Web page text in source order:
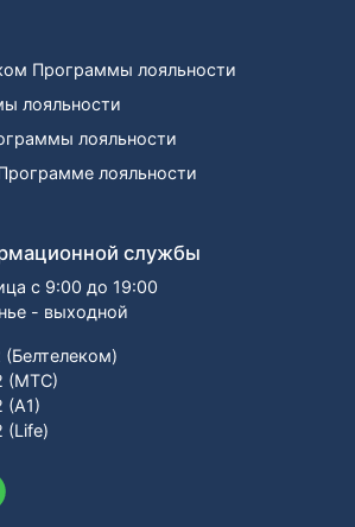
Программы лояльности
лояльности
лояльности
лояльности
службы
с 9:00 до 19:00
- выходной
(МТС)
(А1)
(Life)